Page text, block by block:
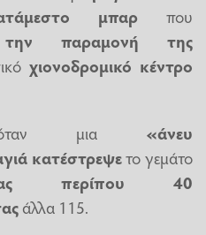
μπαρπου
παραμονή της
χιονοδρομικό κέντρο
μια «άνευ
κατέστρεψετο γεμάτο
περίπου 40
άλλα 115.